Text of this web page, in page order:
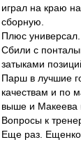
играл на краю
сборную.
Плюс универсал.
Сбили с
затыками
Парш в лучшие
качествам и по
выше и Макеева
Вопросы к
Еще раз. Ещенко